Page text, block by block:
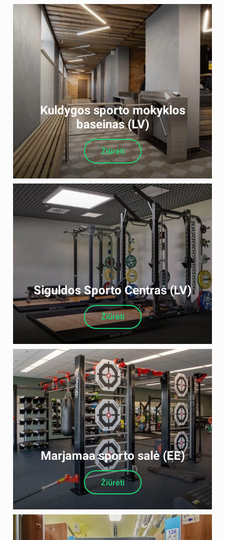
Kuldygos sporto mokyklos
baseinas (LV)
Žiūrėti
Siguldos Sporto Centras (LV)
Žiūrėti
Marjamaa sporto salė (EE)
Žiūrėti